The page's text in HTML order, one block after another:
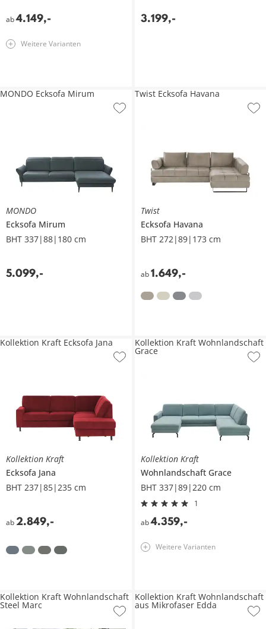
ab4.149,-
Weitere Varianten
3.199,-
MONDO
Ecksofa Mirum
BHT 337|88|180 cm
5.099,-
MONDO Ecksofa Mirum
Twist
Ecksofa Havana
BHT 272|89|173 cm
ab 1.649,-
Twist Ecksofa Havana
Kollektion Kraft
Ecksofa Jana
BHT 237|85|235 cm
ab 2.849,-
Kollektion Kraft Ecksofa Jana
Kollektion Kraft
Wohnlandschaft Grace
BHT 337|89|220 cm
1
ab4.359,-
Kollektion Kraft Wohnlandschaft
Grace
Weitere Varianten
Kollektion Kraft Wohnlandschaft
Steel Marc
Kollektion Kraft Wohnlandschaft
aus Mikrofaser Edda